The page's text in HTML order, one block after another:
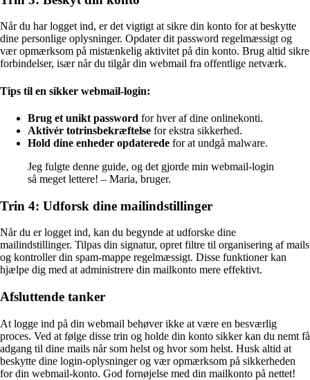
Når du har logget ind, er det vigtigt at sikre din konto for at beskytte
dine personlige oplysninger. Opdater dit password regelmæssigt og
vær opmærksom på mistænkelig aktivitet på din konto. Brug altid sikre
forbindelser, især når du tilgår din webmail fra offentlige netværk.
Tips til en sikker webmail-login:
Brug et unikt password for hver af dine onlinekonti.
Aktivér totrinsbekræftelse for ekstra sikkerhed.
Hold dine enheder opdaterede for at undgå malware.
Jeg fulgte denne guide, og det gjorde min webmail-login
så meget lettere! – Maria, bruger.
Trin 4: Udforsk dine mailindstillinger
Når du er logget ind, kan du begynde at udforske dine
mailindstillinger. Tilpas din signatur, opret filtre til organisering af mails
og kontroller din spam-mappe regelmæssigt. Disse funktioner kan
hjælpe dig med at administrere din mailkonto mere effektivt.
Afsluttende tanker
At logge ind på din webmail behøver ikke at være en besværlig
proces. Ved at følge disse trin og holde din konto sikker kan du nemt få
adgang til dine mails når som helst og hvor som helst. Husk altid at
beskytte dine login-oplysninger og vær opmærksom på sikkerheden
for din webmail-konto. God fornøjelse med din mailkonto på nettet!